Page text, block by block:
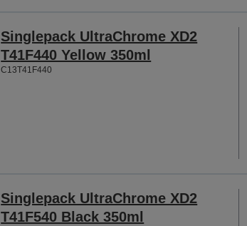
Singlepack UltraChrome XD2
T41F440 Yellow 350ml
C13T41F440
Singlepack UltraChrome XD2
T41F540 Black 350ml